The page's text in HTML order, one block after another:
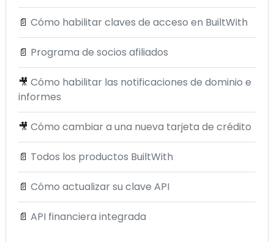
📄 Cómo habilitar claves de acceso en BuiltWith
📄 Programa de socios afiliados
🎥 Cómo habilitar las notificaciones de dominio e
informes
🎥 Cómo cambiar a una nueva tarjeta de crédito
📄 Todos los productos BuiltWith
📄 Cómo actualizar su clave API
📄 API financiera integrada